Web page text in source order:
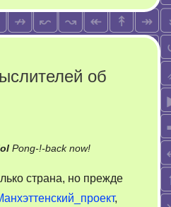
об
Pong-!-back now!on
мыслителей
об
страна, но прежде
,